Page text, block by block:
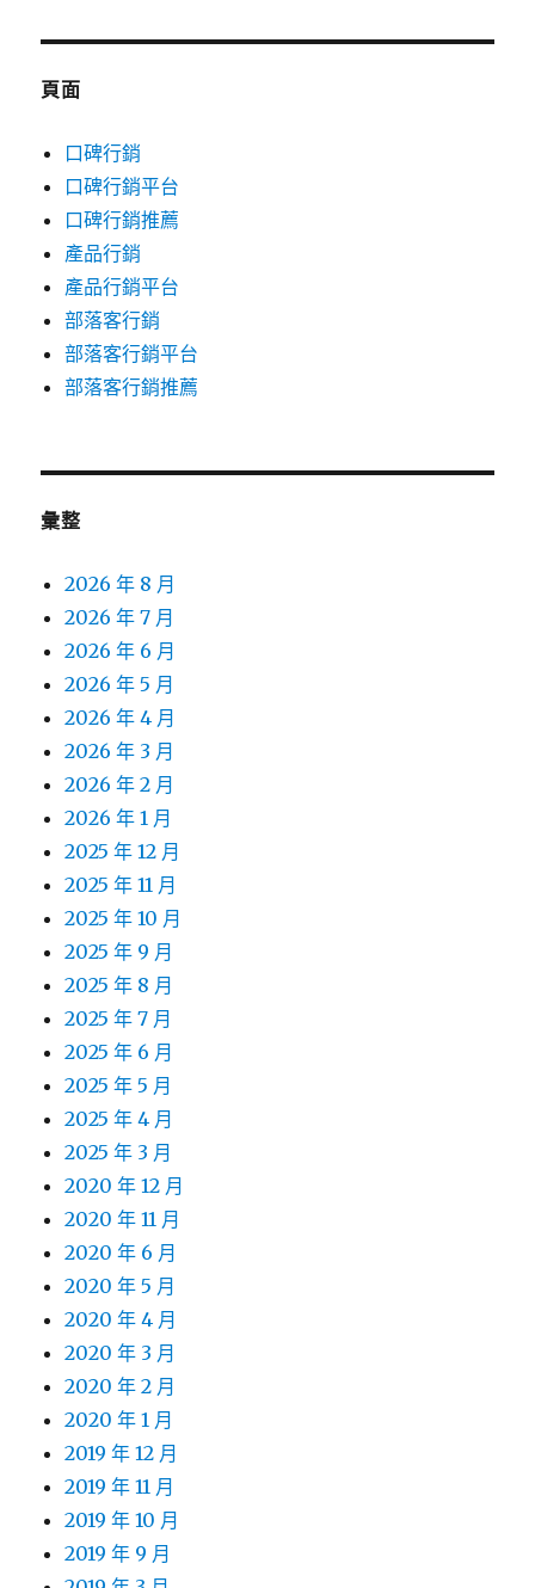
頁面
口碑行銷
口碑行銷平台
口碑行銷推薦
產品行銷
產品行銷平台
部落客行銷
部落客行銷平台
部落客行銷推薦
彙整
2026 年 8 月
2026 年 7 月
2026 年 6 月
2026 年 5 月
2026 年 4 月
2026 年 3 月
2026 年 2 月
2026 年 1 月
2025 年 12 月
2025 年 11 月
2025 年 10 月
2025 年 9 月
2025 年 8 月
2025 年 7 月
2025 年 6 月
2025 年 5 月
2025 年 4 月
2025 年 3 月
2020 年 12 月
2020 年 11 月
2020 年 6 月
2020 年 5 月
2020 年 4 月
2020 年 3 月
2020 年 2 月
2020 年 1 月
2019 年 12 月
2019 年 11 月
2019 年 10 月
2019 年 9 月